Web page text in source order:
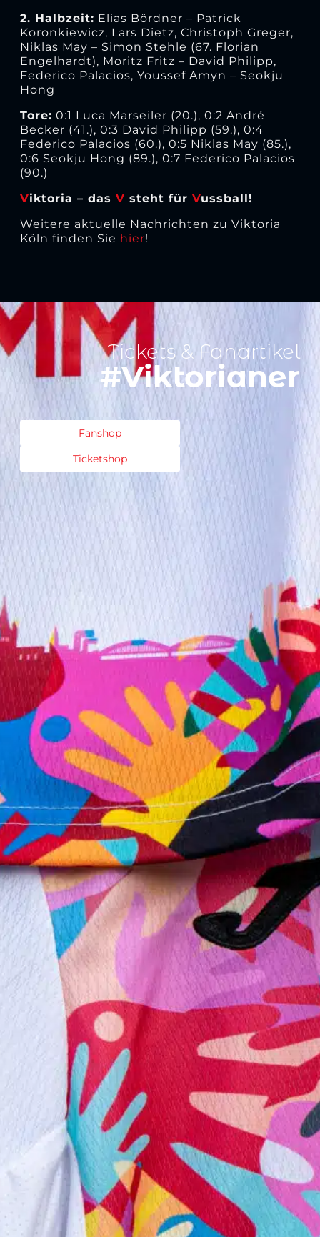
2. Halbzeit: Elias Bördner – Patrick
Koronkiewicz, Lars Dietz, Christoph Greger,
Niklas May – Simon Stehle (67. Florian
Engelhardt), Moritz Fritz – David Philipp,
Federico Palacios, Youssef Amyn – Seokju
Hong
Tore: 0:1 Luca Marseiler (20.), 0:2 André
Becker (41.), 0:3 David Philipp (59.), 0:4
Federico Palacios (60.), 0:5 Niklas May (85.),
0:6 Seokju Hong (89.), 0:7 Federico Palacios
(90.)
Viktoria – das V steht für Vussball!
Weitere aktuelle Nachrichten zu Viktoria
Köln finden Sie hier!
Tickets & Fanartikel
#Viktorianer
Fanshop
Ticketshop